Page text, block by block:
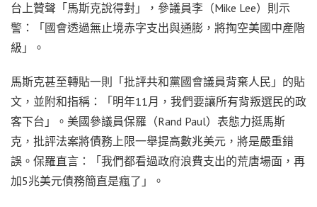
台上贊聲「馬斯克說得對」，參議員李（Mike Lee）則示
警：「國會透過無止境赤字支出與通膨，將掏空美國中產階
級」。
馬斯克甚至轉貼一則「批評共和黨國會議員背棄人民」的貼
文，並附和指稱：「明年11月，我們要讓所有背叛選民的政
客下台」。美國參議員保羅（Rand Paul）表態力挺馬斯
克，批評法案將債務上限一舉提高數兆美元，將是嚴重錯
誤。保羅直言：「我們都看過政府浪費支出的荒唐場面，再
加5兆美元債務簡直是瘋了」。